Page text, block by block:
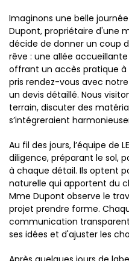
Imaginons une belle
Dupont, propriétaire d'une
décide de donner un coup
rêve : une allée
offrant un accès pratique à
pris rendez-vous avec
un devis détaillé. Nous
terrain, discuter des
s’intégreraient
Au fil des jours, l’équipe de
diligence, préparant le sol,
à chaque détail. Ils optent
naturelle qui apportent du
Mme Dupont observe le
projet prendre forme.
communication
ses idées et d'ajuster les